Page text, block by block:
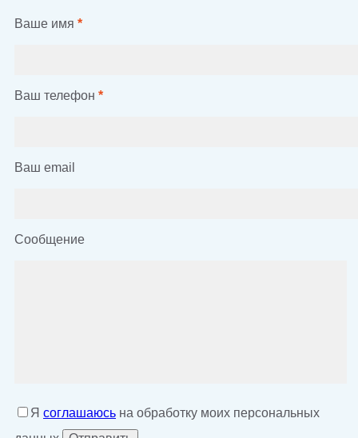
Ваше имя *
Ваш телефон *
Ваш email
Сообщение
Я соглашаюсь на обработку моих персональных